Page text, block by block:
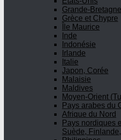
Grande-Bretagne
Grèce et Chypre
Île Maurice
Inde
Indonésie
Irlande
Italie
Japon, Corée
Malaisie
Maldives
Moyen-Orient
Pays arabes du
Afrique du Nord
Pays nordiques
Suède,